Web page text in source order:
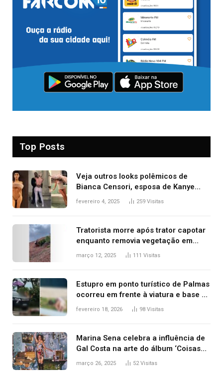
Top Posts
Veja outros looks polêmicos de
Bianca Censori, esposa de Kanye
West que apareceu nua no Grammy
fevereiro 4, 2025 259 Visitas
Tratorista morre após trator capotar
enquanto removia vegetação em
ribanceira de rodovia
março 12, 2025 111 Visitas
Estupro em ponto turístico de Palmas
ocorreu em frente à viatura e base de
segurança; polícia investiga
fevereiro 18, 2026 98 Visitas
Marina Sena celebra a influência de
Gal Costa na arte do álbum ‘Coisas
naturais’
março 26, 2025 52Visitas